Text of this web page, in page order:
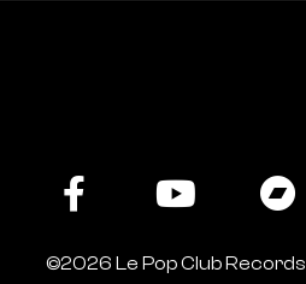
©2026 Le Pop Club Records